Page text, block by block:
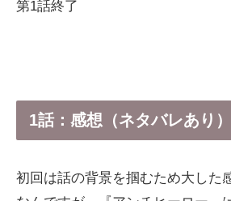
第1話終了
1話：感想（ネタバレあり）
初回は話の背景を掴むため大した